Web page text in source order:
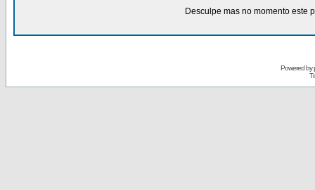
Desculpe mas no momento este
Powered by